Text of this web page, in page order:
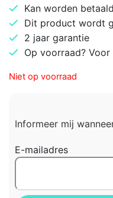
Kan worden
Dit product wordt
2 jaar garantie
Op voorraad?
Niet op voorraad
Informeer mij
E-mailadres